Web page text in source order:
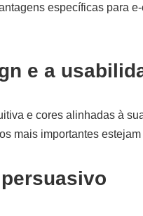
específicas para
e a
e cores alinhadas à
mais importantes